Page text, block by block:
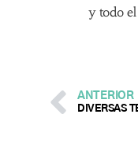
y todo
ANTERIOR
DIVERSAS